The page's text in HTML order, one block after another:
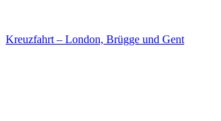
Kreuzfahrt – London, Brügge und Gent